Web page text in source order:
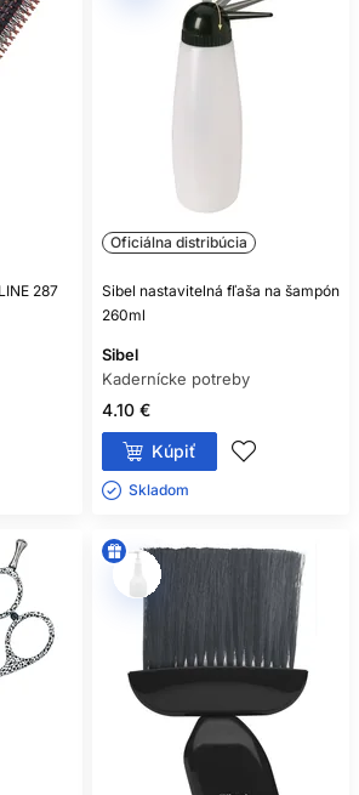
287
Oficiálna distribúcia
Sibel nastavitelná fľaša na šampón
260ml
Sibel
Kadernícke potreby
4.10 €
Kúpiť
Skladom ㅤ